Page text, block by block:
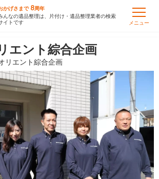
かげさまで 8周年
んなの遺品整理は、片付け・遺品整理業者の検索
イトです
メニュー
エント綜合企画
リエント綜合企画